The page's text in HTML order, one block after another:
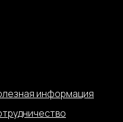
информация